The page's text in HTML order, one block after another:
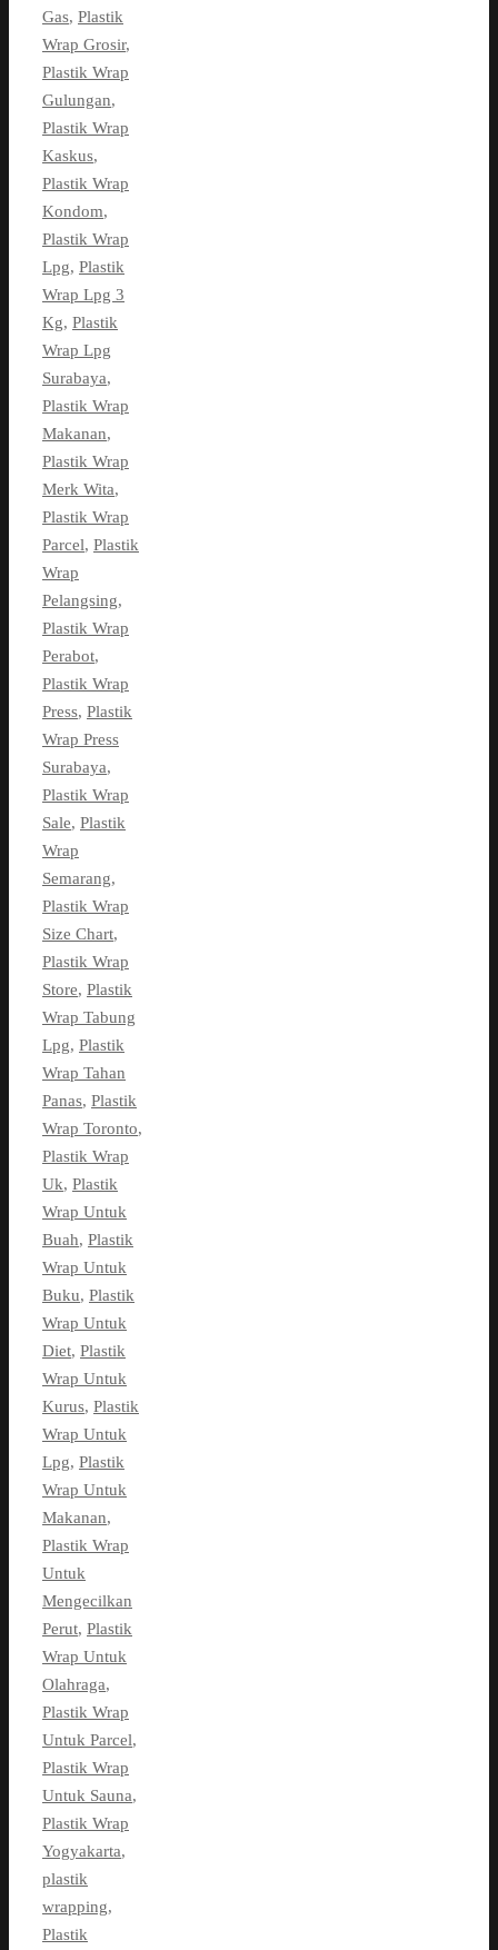
Gas, Plastik
Wrap Grosir,
Plastik Wrap
Gulungan,
Plastik Wrap
Kaskus,
Plastik Wrap
Kondom,
Plastik Wrap
Lpg, Plastik
Wrap Lpg 3
Kg, Plastik
Wrap Lpg
Surabaya,
Plastik Wrap
Makanan,
Plastik Wrap
Merk Wita,
Plastik Wrap
Parcel, Plastik
Wrap
Pelangsing,
Plastik Wrap
Perabot,
Plastik Wrap
Press, Plastik
Wrap Press
Surabaya,
Plastik Wrap
Sale, Plastik
Wrap
Semarang,
Plastik Wrap
Size Chart,
Plastik Wrap
Store, Plastik
Wrap Tabung
Lpg, Plastik
Wrap Tahan
Panas, Plastik
Wrap Toronto,
Plastik Wrap
Uk, Plastik
Wrap Untuk
Buah, Plastik
Wrap Untuk
Buku, Plastik
Wrap Untuk
Diet, Plastik
Wrap Untuk
Kurus, Plastik
Wrap Untuk
Lpg, Plastik
Wrap Untuk
Makanan,
Plastik Wrap
Untuk
Mengecilkan
Perut, Plastik
Wrap Untuk
Olahraga,
Plastik Wrap
Untuk Parcel,
Plastik Wrap
Untuk Sauna,
Plastik Wrap
Yogyakarta,
plastik
wrapping,
Plastik